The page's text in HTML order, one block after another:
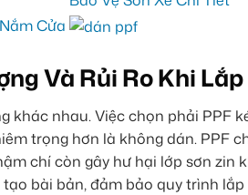
Và Rủi Ro Khi
khác nhau. Việc chọn phải PPF
trọng hơn là không dán. PPF
chí còn gây hư hại lớp sơn zin
bài bản, đảm bảo quy trình